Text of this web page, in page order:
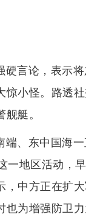
硬言论，表示
惊小怪。路透
艇。
端、东中国海
一地区活动，
，中方正在扩
为增强防卫力